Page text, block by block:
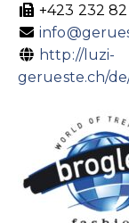
+423 232
http://luzi-
gerueste.ch/